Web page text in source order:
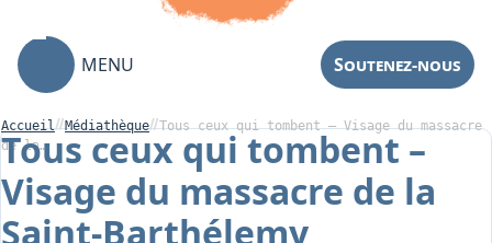
MENU Soutenez-nous
Association
Centre de Soin
Accueil Médiathèque
Tous ceux qui tombent – Visage du massacre
de la…
Tous ceux qui tombent –
Visage du massacre de la
Saint-Barthélemy